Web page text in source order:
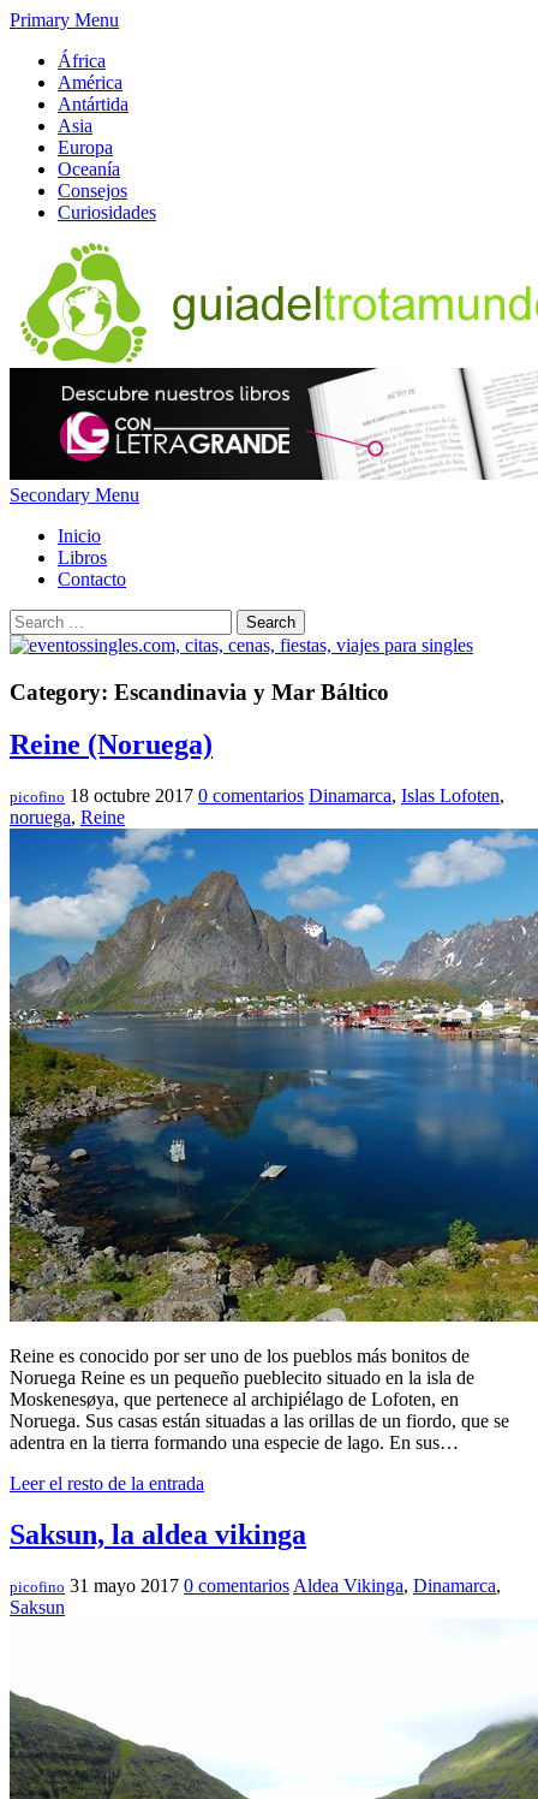
Primary Menu
África
América
Antártida
Asia
Europa
Oceanía
Consejos
Curiosidades
Secondary Menu
Inicio
Libros
Contacto
Search
Category: Escandinavia y Mar Báltico
Reine (Noruega)
picofino 18 octubre 2017 0 comentarios Dinamarca, Islas Lofoten,
noruega, Reine
Reine es conocido por ser uno de los pueblos más bonitos de
Noruega Reine es un pequeño pueblecito situado en la isla de
Moskenesøya, que pertenece al archipiélago de Lofoten, en
Noruega. Sus casas están situadas a las orillas de un fiordo, que se
adentra en la tierra formando una especie de lago. En sus…
Leer el resto de la entrada
Saksun, la aldea vikinga
picofino 31 mayo 2017 0 comentarios Aldea Vikinga, Dinamarca,
Saksun